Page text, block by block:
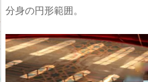
分身の円形範囲。